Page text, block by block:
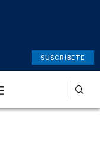
SUSCRÍBETE